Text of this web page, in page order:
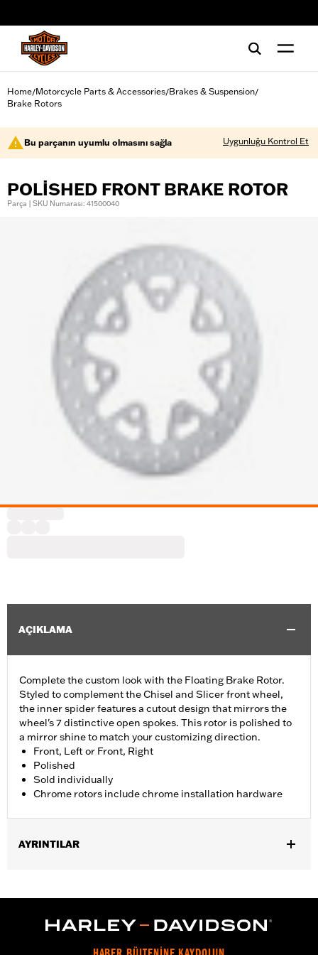
Home/Motorcycle Parts & Accessories/Brakes & Suspension/
Brake Rotors
Bu parçanın uyumlu olmasını sağla Uygunluğu Kontrol Et
POLISHED FRONT BRAKE ROTOR
Parça | SKU Numarası: 41500040
AÇIKLAMA
Complete the custom look with the Floating Brake Rotor.
Styled to complement the Chisel and Slicer front wheel,
the inner spider features a cutout design that mirrors the
wheel's 7 distinctive open spokes. This rotor is polished to
a mirror shine to match your customizing direction.
Front, Left or Front, Right
Polished
Sold individually
Chrome rotors include chrome installation hardware
AYRINTILAR
Position On Bike: Front